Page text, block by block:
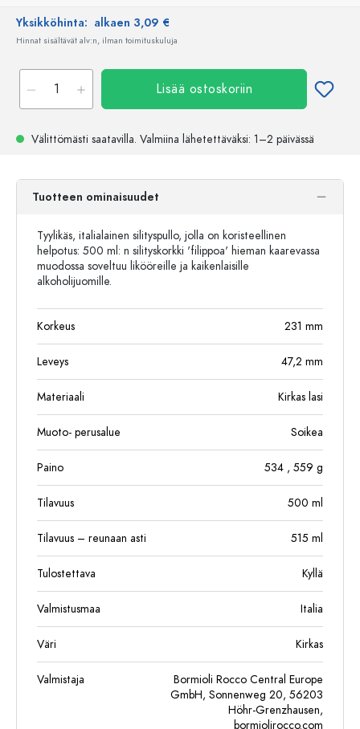
Yksikköhinta: alkaen 3,09 €
Hinnat sisältävät alv:n, ilman toimituskuluja
Lisää ostoskoriin
Välittömästi saatavilla. Valmiina lähetettäväksi: 1–2 päivässä
Tuotteen ominaisuudet
Tyylikäs, italialainen silityspullo, jolla on koristeellinen
helpotus: 500 ml: n silityskorkki 'filippoa' hieman kaarevassa
muodossa soveltuu likööreille ja kaikenlaisille
alkoholijuomille.
Korkeus 231 mm
Leveys 47,2 mm
Materiaali Kirkas lasi
Muoto- perusalue Soikea
Paino 534 , 559 g
Tilavuus 500 ml
Tilavuus – reunaan asti 515 ml
Tulostettava Kyllä
Valmistusmaa Italia
Väri Kirkas
Valmistaja
Bormioli Rocco Central Europe
GmbH, Sonnenweg 20, 56203
Höhr-Grenzhausen,
bormiolirocco.com